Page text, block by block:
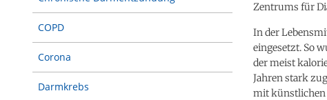
COPD
Corona
Darmkrebs
Zentrums für
In der
eingesetzt. So
der meist
Jahren stark
mit künstlichen